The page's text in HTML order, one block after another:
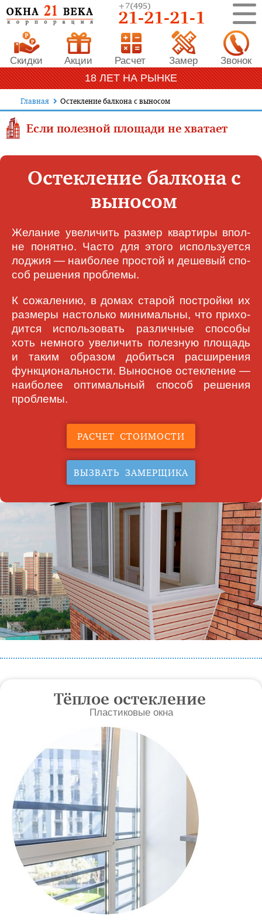
+7(495)
21-21-21-1
Скидки Акции Расчет Замер Звонок
18 ЛЕТ НА РЫНКЕ
Главная Остекление балкона с выносом
Если полезной площади не хватает
Остекление балкона с
выносом
Же­ла­ние уве­ли­чить раз­мер квар­ти­ры впол­
не по­нят­но. Час­то для это­го ис­поль­зу­ет­ся
лод­жия — наибо­лее прос­той и де­ше­вый спо­
соб ре­ше­ния про­бле­мы.
К со­жа­ле­нию, в до­мах ста­рой по­строй­ки их
раз­ме­ры на­столь­ко ми­ни­маль­ны, что при­хо­
дит­ся ис­поль­зо­вать раз­лич­ные спо­со­бы
хоть не­мно­го уве­ли­чить по­лез­ную пло­щадь
и та­ким об­ра­зом до­бить­ся рас­ши­ре­ния
функ­ци­о­наль­нос­ти. Вы­нос­ное ос­тек­ле­ние —
наибо­лее оп­ти­маль­ный спо­соб ре­ше­ния
про­бле­мы.
РАСЧЕТ СТОИМОСТИ
ВЫЗВАТЬ ЗАМЕРЩИКА
Тёплое остекление
Пластиковые окна